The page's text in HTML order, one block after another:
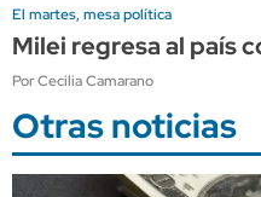
El martes, mesa política
Milei regresa al país
Por Cecilia Camarano
Otras noticias